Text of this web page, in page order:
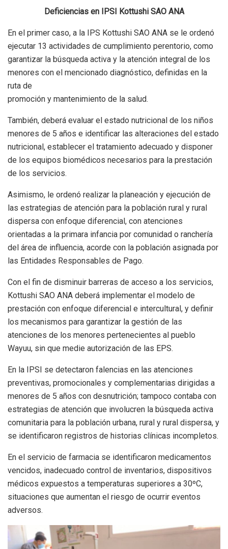
Deficiencias en IPSI Kottushi SAO ANA
En el primer caso, a la IPS Kottushi SAO ANA se le ordenó
ejecutar 13 actividades de cumplimiento perentorio, como
garantizar la búsqueda activa y la atención integral de los
menores con el mencionado diagnóstico, definidas en la
ruta de
promoción y mantenimiento de la salud.
También, deberá evaluar el estado nutricional de los niños
menores de 5 años e identificar las alteraciones del estado
nutricional, establecer el tratamiento adecuado y disponer
de los equipos biomédicos necesarios para la prestación
de los servicios.
Asimismo, le ordenó realizar la planeación y ejecución de
las estrategias de atención para la población rural y rural
dispersa con enfoque diferencial, con atenciones
orientadas a la primara infancia por comunidad o ranchería
del área de influencia, acorde con la población asignada por
las Entidades Responsables de Pago.
Con el fin de disminuir barreras de acceso a los servicios,
Kottushi SAO ANA deberá implementar el modelo de
prestación con enfoque diferencial e intercultural, y definir
los mecanismos para garantizar la gestión de las
atenciones de los menores pertenecientes al pueblo
Wayuu, sin que medie autorización de las EPS.
En la IPSI se detectaron falencias en las atenciones
preventivas, promocionales y complementarias dirigidas a
menores de 5 años con desnutrición; tampoco contaba con
estrategias de atención que involucren la búsqueda activa
comunitaria para la población urbana, rural y rural dispersa, y
se identificaron registros de historias clínicas incompletos.
En el servicio de farmacia se identificaron medicamentos
vencidos, inadecuado control de inventarios, dispositivos
médicos expuestos a temperaturas superiores a 30ºC,
situaciones que aumentan el riesgo de ocurrir eventos
adversos.